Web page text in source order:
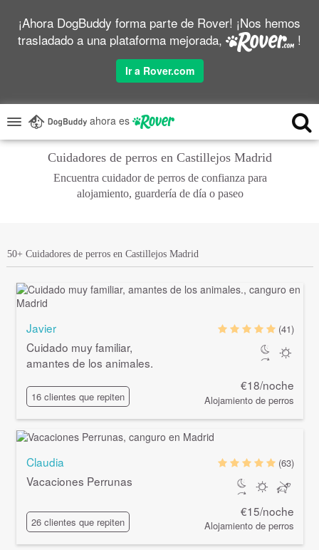
¡Ahora DogBuddy forma parte de Rover! ¡Nos hemos
trasladado a una plataforma mejorada,
!
Ir a Rover.com
ahora es
Cuidadores de perros en Castillejos Madrid
Encuentra cuidador de perros de confianza para
alojamiento, guardería de día o paseo
50+ Cuidadores de perros en Castillejos Madrid
Javier
Cuidado muy familiar,
amantes de los animales.
16 clientes que repiten
(41)
€18/noche
Alojamiento de perros
Claudia
Vacaciones Perrunas
26 clientes que repiten
(63)
€15/noche
Alojamiento de perros